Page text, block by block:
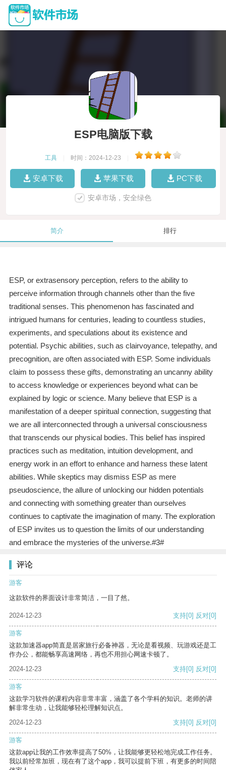
ESP电脑版下载
工具 时间：2024-12-23
安卓下载 苹果下载 PC下载
安卓市场，安全绿色
简介 排行
ESP, or extrasensory perception, refers to the ability to
perceive information through channels other than the five
traditional senses. This phenomenon has fascinated and
intrigued humans for centuries, leading to countless studies,
experiments, and speculations about its existence and
potential. Psychic abilities, such as clairvoyance, telepathy, and
precognition, are often associated with ESP. Some individuals
claim to possess these gifts, demonstrating an uncanny ability
to access knowledge or experiences beyond what can be
explained by logic or science. Many believe that ESP is a
manifestation of a deeper spiritual connection, suggesting that
we are all interconnected through a universal consciousness
that transcends our physical bodies. This belief has inspired
practices such as meditation, intuition development, and
energy work in an effort to enhance and harness these latent
abilities. While skeptics may dismiss ESP as mere
pseudoscience, the allure of unlocking our hidden potentials
and connecting with something greater than ourselves
continues to captivate the imagination of many. The exploration
of ESP invites us to question the limits of our understanding
and embrace the mysteries of the universe.#3#
评论
游客
这款软件的界面设计非常简洁，一目了然。
2024-12-23 支持[0] 反对[0]
游客
这款加速器app简直是居家旅行必备神器，无论是看视频、玩游戏还是工
作办公，都能畅享高速网络，再也不用担心网速卡顿了。
2024-12-23
支持[0] 反对[0]
游客
这款学习软件的课程内容非常丰富，涵盖了各个学科的知识。老师的讲
解非常生动，让我能够轻松理解知识点。
2024-12-23
支持[0] 反对[0]
游客
这款app让我的工作效率提高了50%，让我能够更轻松地完成工作任务。
我以前经常加班，现在有了这个app，我可以提前下班，有更多的时间陪